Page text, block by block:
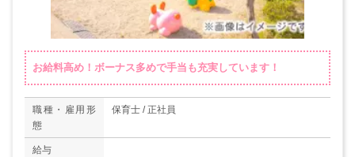
お給料高め！ボーナス多めで手当も充実しています！
職種・雇用形
態
保育士 / 正社員
給与